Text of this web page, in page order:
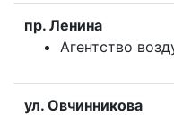
пр. Ленина
Агентство
ул. Овчинникова